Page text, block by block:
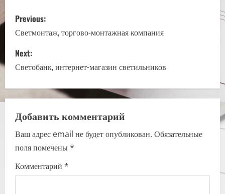
P
o
s
t
n
a
v
i
g
Previous:
Светмонтаж, торгово-монтажная компания
Next:
Светобанк, интернет-магазин светильников
Добавить комментарий
Ваш адрес email не будет опубликован. Обязательные
поля помечены*
Комментарий *